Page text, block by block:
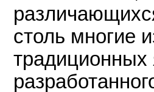
столь многие